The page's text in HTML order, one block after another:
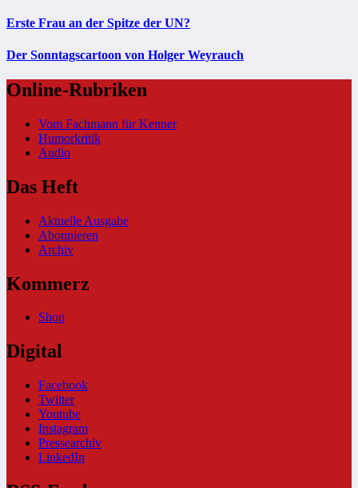
Erste Frau an der Spitze der UN?
Der Sonntagscartoon von Holger Weyrauch
Online-Rubriken
Vom Fachmann für Kenner
Humorkritik
Audio
Das Heft
Aktuelle Ausgabe
Abonnieren
Archiv
Kommerz
Shop
Digital
Facebook
Twitter
Youtube
Instagram
Pressearchiv
LinkedIn